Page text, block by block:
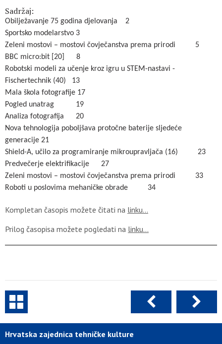
Sadržaj:
Obilježavanje 75 godina djelovanja 2
Sportsko modelarstvo 3
Zeleni mostovi – mostovi čovječanstva prema prirodi 5
BBC micro:bit [20] 8
Robotski modeli za učenje kroz igru u STEM-nastavi -
Fischertechnik (40) 13
Mala škola fotografije 17
Pogled unatrag 19
Analiza fotografija 20
Nova tehnologija poboljšava protočne baterije sljedeće
generacije 21
Shield-A, učilo za programiranje mikroupravljača (16) 23
Predvečerje elektrifikacije 27
Zeleni mostovi – mostovi čovječanstva prema prirodi 33
Roboti u poslovima mehaničke obrade 34
Kompletan časopis možete čitati na linku…
Prilog časopisa možete pogledati na linku…
Hrvatska zajednica tehničke kulture